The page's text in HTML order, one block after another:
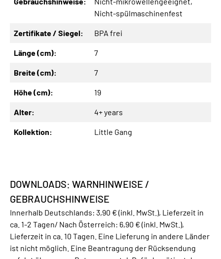
Nicht-spülmaschinenfest
Zertifikate / Siegel: BPA frei
Länge (cm): 7
Breite (cm): 7
Höhe (cm): 19
Alter: 4+ years
Kollektion: Little Gang
DOWNLOADS: WARNHINWEISE /
GEBRAUCHSHINWEISE
Innerhalb Deutschlands: 3,90 € (inkl. MwSt.), Lieferzeit in
ca. 1-2 Tagen/ Nach Österreich: 6,90 € (inkl. MwSt.),
Lieferzeit in ca. 10 Tagen. Eine Lieferung in andere Länder
ist nicht möglich. Eine Beantragung der Rücksendung